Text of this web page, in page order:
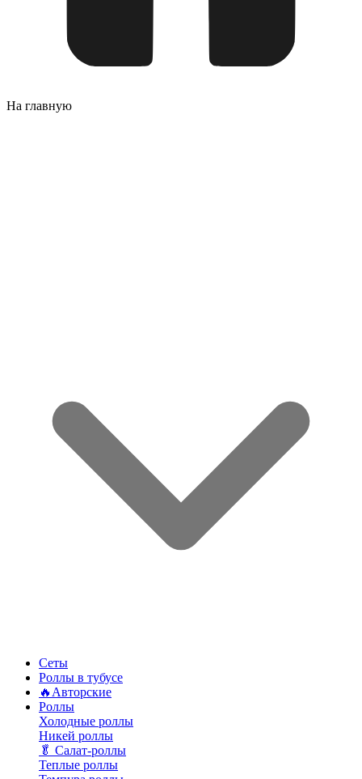
На главную
Сеты
Роллы в тубусе
🔥Авторские
Роллы
Холодные роллы
Никей роллы
🥬 Салат-роллы
Теплые роллы